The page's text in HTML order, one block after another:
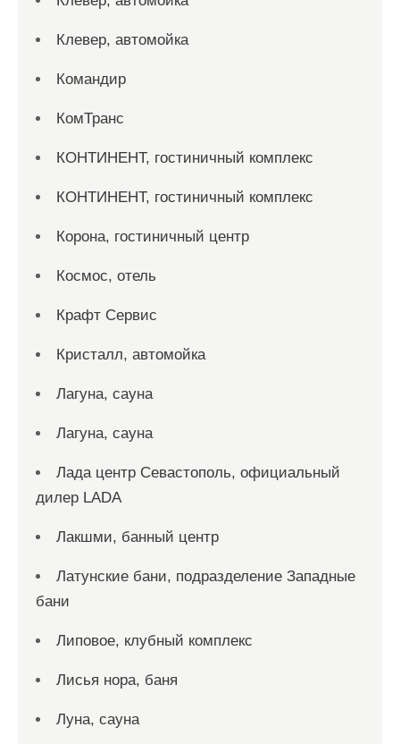
Клевер, автомойка
Командир
КомТранс
КОНТИНЕНТ, гостиничный комплекс
КОНТИНЕНТ, гостиничный комплекс
Корона, гостиничный центр
Космос, отель
Крафт Сервис
Кристалл, автомойка
Лагуна, сауна
Лагуна, сауна
Лада центр Севастополь, официальный
дилер LADA
Лакшми, банный центр
Латунские бани, подразделение Западные
бани
Липовое, клубный комплекс
Лисья нора, баня
Луна, сауна